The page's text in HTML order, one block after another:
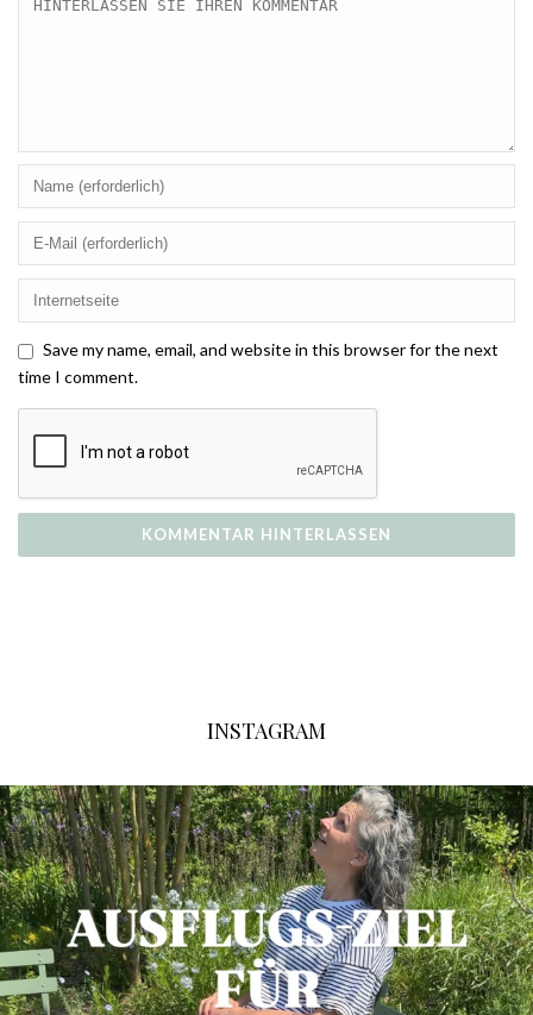
Save my name, email, and website in this browser for the next
time I comment.
INSTAGRAM